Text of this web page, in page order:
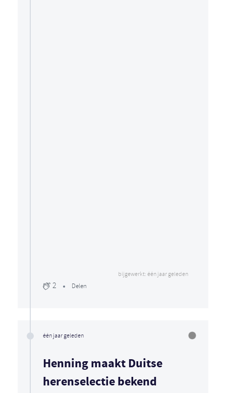
bijgewerkt: één jaar geleden
2 Delen
één jaar geleden
Henning maakt Duitse
herenselectie bekend